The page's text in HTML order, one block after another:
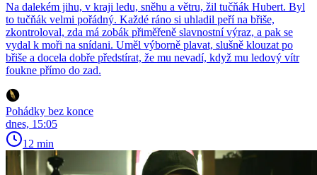
Na dalekém jihu, v kraji ledu, sněhu a větru, žil tučňák Hubert. Byl
to tučňák velmi pořádný. Každé ráno si uhladil peří na břiše,
zkontroloval, zda má zobák přiměřeně slavnostní výraz, a pak se
vydal k moři na snídani. Uměl výborně plavat, slušně klouzat po
břiše a docela dobře předstírat, že mu nevadí, když mu ledový vítr
foukne přímo do zad.
Pohádky bez konce
dnes, 15:05
12 min